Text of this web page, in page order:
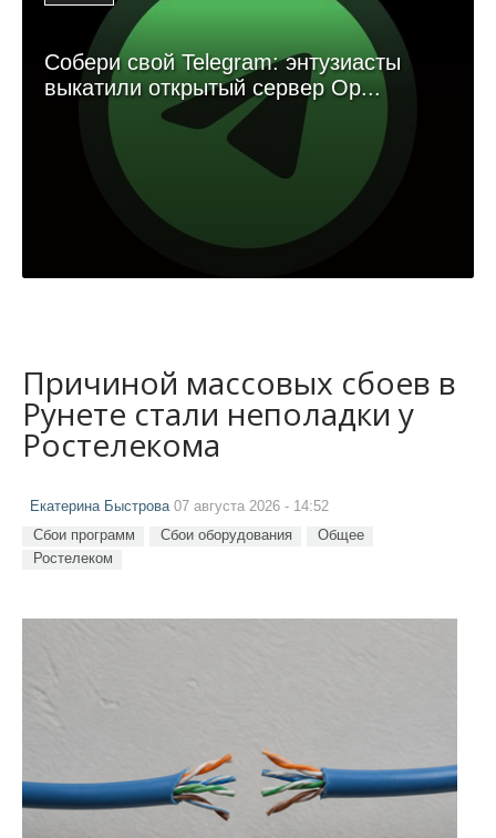
Собери свой Telegram: энтузиасты
выкатили открытый сервер Op...
Причиной массовых сбоев в
Рунете стали неполадки у
Ростелекома
Екатерина Быстрова 07 августа 2026 - 14:52
Сбои программ Сбои оборудования
Общее
Ростелеком